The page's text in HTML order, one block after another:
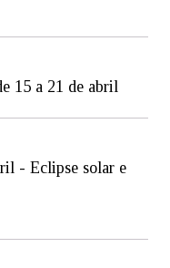
15 a 21 de abril
- Eclipse solar e